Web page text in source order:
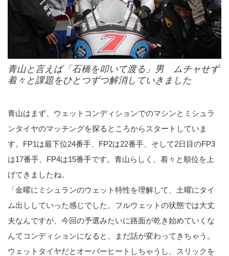
青山と言えば「石橋を叩いて渡る」男 ムチャせず
着々と課題をひとつずつ解消していきました
青山はまず、ウェットコンディションでのマシンとミシュラ
ンタイヤのマッチングを探るところからスタートしていま
す。FP1は最下位24番手、FP2は22番手、そして2日目のFP3
は17番手、FP4は15番手です。青山らしく、着々と順位を上
げてきましたね。
「金曜にミシュランのウェット特性を理解して、土曜にタイ
ム出ししていった感じでした。フルウェットの状態では大丈
夫なんですが、今回の予選みたいに路面が乾き始めていくな
んてコンディションになると、まだ話が変わってきちゃう。
ウェットタイヤだとオーバーヒートしちゃうし、スリックを